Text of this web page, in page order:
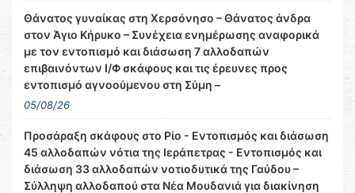
Θάνατος γυναίκας στη Χερσόνησο – Θάνατος άνδρα
στον Άγιο Κήρυκο – Συνέχεια ενημέρωσης αναφορικά
με τον εντοπισμό και διάσωση 7 αλλοδαπών
επιβαινόντων Ι/Φ σκάφους και τις έρευνες προς
εντοπισμό αγνοούμενου στη Σύμη –
05/08/26
Προσάραξη σκάφους στο Ρίο - Εντοπισμός και διάσωση
45 αλλοδαπών νότια της Ιεράπετρας - Εντοπισμός και
διάσωση 33 αλλοδαπών νοτιοδυτικά της Γαύδου –
Σύλληψη αλλοδαπού στα Νέα Μουδανιά για διακίνηση